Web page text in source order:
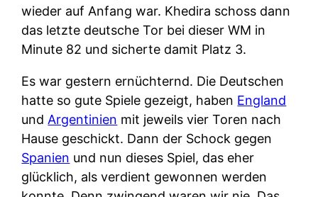
wieder auf Anfang war. Khedira schoss dann
das letzte deutsche Tor bei dieser WM in
Minute 82 und sicherte damit Platz 3.
Es war gestern ernüchternd. Die Deutschen
hatte so gute Spiele gezeigt, haben England
und Argentinien mit jeweils vier Toren nach
Hause geschickt. Dann der Schock gegen
Spanien und nun dieses Spiel, das eher
glücklich, als verdient gewonnen werden